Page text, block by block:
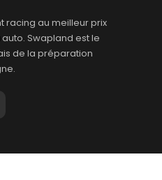
racing au meilleur prix
Swapland est le
de la préparation